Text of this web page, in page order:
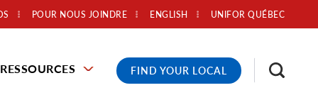
POUR NOUS JOINDRE UNIFOR QUÉBEC
ENGLISH
RESSOURCES FIND YOUR LOCAL